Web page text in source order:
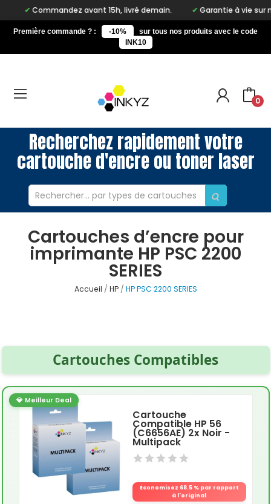
Commandez avant 15h, livré demain. Garantie à vie sur
Première commande ? : -10%
sur tous nos produits avec le code
INK10
0
Recherchez rapidement votre
cartouche d'encre ou toner laser
Cartouches d’encre pour
imprimante HP PSC 2200
SERIES
Accueil HP HP PSC 2200 SERIES
Cartouches Compatibles
💎 Meilleur Deal
Cartouche
Compatible HP 56
(C6656AE) 2x Noir -
Multipack
Économisez 68.5 % par rapport
à l'original